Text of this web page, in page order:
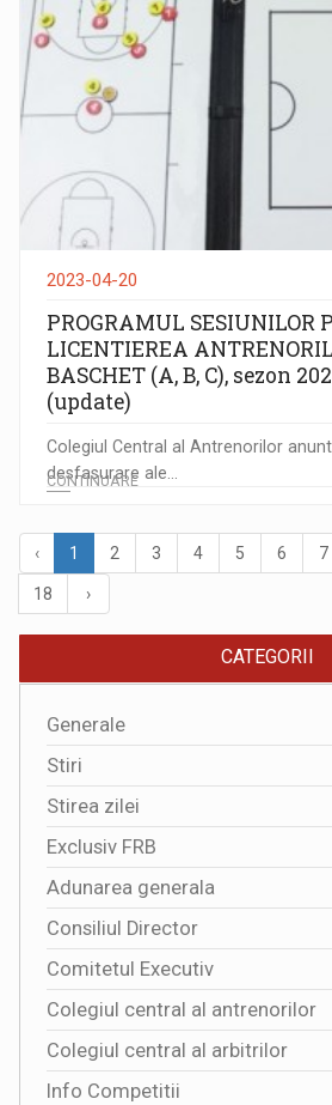
2023-04-20
PROGRAMUL SESIUNILOR
LICENTIEREA
BASCHET (A, B, C), sezon
(update)
Colegiul Central al Antrenorilor
desfasurare ale...
CONTINUARE
‹ 1 2 3 4 5 6 7
18 ›
CATEGORII
Generale
Stiri
Stirea zilei
Exclusiv FRB
Adunarea generala
Consiliul Director
Comitetul Executiv
Colegiul central al antrenorilor
Colegiul central al arbitrilor
Info Competitii